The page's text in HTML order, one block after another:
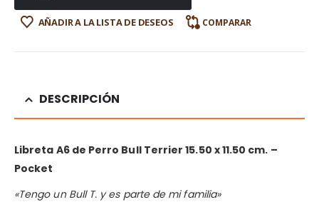
AÑADIR A LA LISTA DE DESEOS COMPARAR
DESCRIPCIÓN
Libreta A6 de Perro Bull Terrier 15.50 x 11.50 cm. –
Pocket
«Tengo un Bull T. y es parte de mi familia»